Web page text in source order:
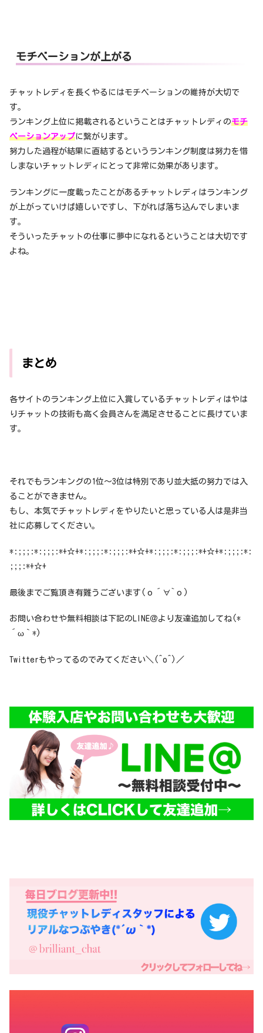
モチベーションが上がる
チャットレディを長くやるにはモチベーションの維持が大切で
す。
ランキング上位に掲載されるということはチャットレディのモチ
ベーションアップに繋がります。
努力した過程が結果に直結するというランキング制度は努力を惜
しまないチャットレディにとって非常に効果があります。
ランキングに一度載ったことがあるチャットレディはランキング
が上がっていけば嬉しいですし、下がれば落ち込んでしまいま
す。
そういったチャットの仕事に夢中になれるということは大切です
よね。
まとめ
各サイトのランキング上位に入賞しているチャットレディはやは
りチャットの技術も高く会員さんを満足させることに長けていま
す。
それでもランキングの1位〜3位は特別であり並大抵の努力では入
ることができません。
もし、本気でチャットレディをやりたいと思っている人は是非当
社に応募してください。
*:;;;:*:;;;:*+☆+*:;;;:*:;;;:*+☆+*:;;;:*:;;;:*+☆+*:;;;:*:
;;;:*+☆+
最後までご覧頂き有難うございます(о´∀`о)
お問い合わせや無料相談は下記のLINE＠より友達追加してね(*
´ω｀*)
Twitterもやってるのでみてください＼(^o^)／